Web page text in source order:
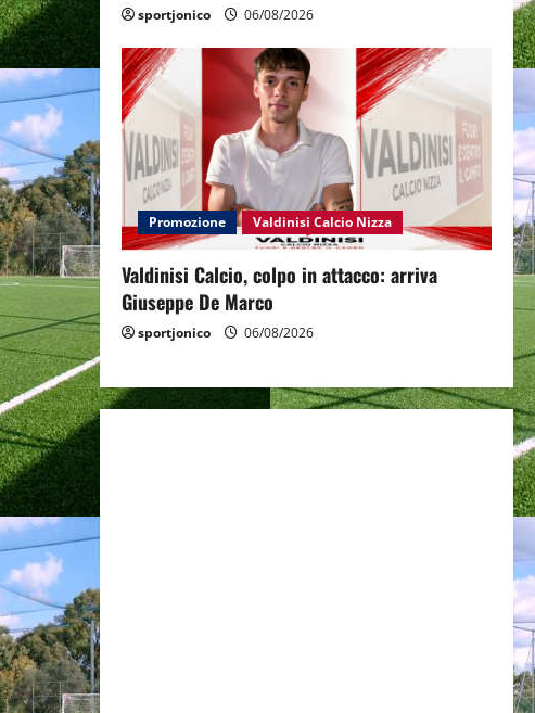
sportjonico 06/08/2026
Promozione Valdinisi Calcio Nizza
Valdinisi Calcio, colpo in attacco: arriva
Giuseppe De Marco
sportjonico 06/08/2026